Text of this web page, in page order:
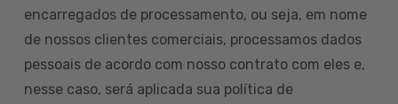
encarregados de processamento, ou seja, em nome
de nossos clientes comerciais, processamos dados
pessoais de acordo com nosso contrato com eles e,
nesse caso, será aplicada sua política de